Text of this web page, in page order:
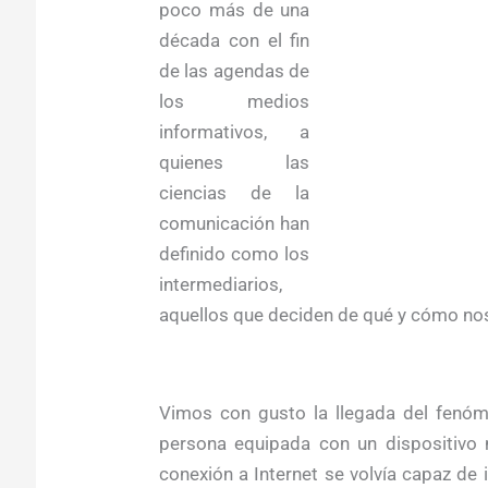
poco más de una
década con el fin
de las agendas de
los medios
informativos, a
quienes las
ciencias de la
comunicación han
definido como los
intermediarios,
aquellos que deciden de qué y cómo
Vimos con gusto la llegada del
persona equipada con un
conexión a Internet se volvía capaz